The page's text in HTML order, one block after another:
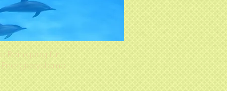
Reinigung für